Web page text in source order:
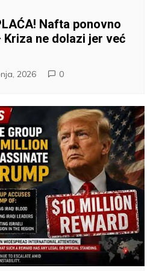
Nafta ponovno
Kriza ne dolazi jer već
2026 0